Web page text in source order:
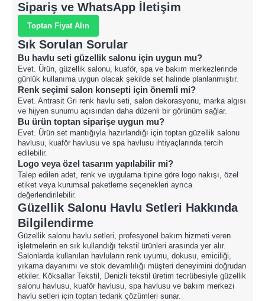
Sipariş ve WhatsApp İletişim
Toptan Fiyat Alın
Sık Sorulan Sorular
Bu havlu seti güzellik salonu için uygun mu?
Evet. Ürün, güzellik salonu, kuaför, spa ve bakım merkezlerinde
günlük kullanıma uygun olacak şekilde set halinde planlanmıştır.
Renk seçimi salon konsepti için önemli mi?
Evet. Antrasit Gri renk havlu seti, salon dekorasyonu, marka algısı
ve hijyen sunumu açısından daha düzenli bir görünüm sağlar.
Bu ürün toptan siparişe uygun mu?
Evet. Ürün set mantığıyla hazırlandığı için toptan güzellik salonu
havlusu, kuaför havlusu ve spa havlusu ihtiyaçlarında tercih
edilebilir.
Logo veya özel tasarım yapılabilir mi?
Talep edilen adet, renk ve uygulama tipine göre logo nakışı, özel
etiket veya kurumsal paketleme seçenekleri ayrıca
değerlendirilebilir.
Güzellik Salonu Havlu Setleri Hakkında
Bilgilendirme
Güzellik salonu havlu setleri, profesyonel bakım hizmeti veren
işletmelerin en sık kullandığı tekstil ürünleri arasında yer alır.
Salonlarda kullanılan havluların renk uyumu, dokusu, emiciliği,
yıkama dayanımı ve stok devamlılığı müşteri deneyimini doğrudan
etkiler. Köksallar Tekstil, Denizli tekstil üretim tecrübesiyle güzellik
salonu havlusu, kuaför havlusu, spa havlusu ve bakım merkezi
havlu setleri için toptan tedarik çözümleri sunar.